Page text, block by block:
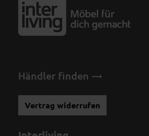
Händler finden
Vertrag widerrufen